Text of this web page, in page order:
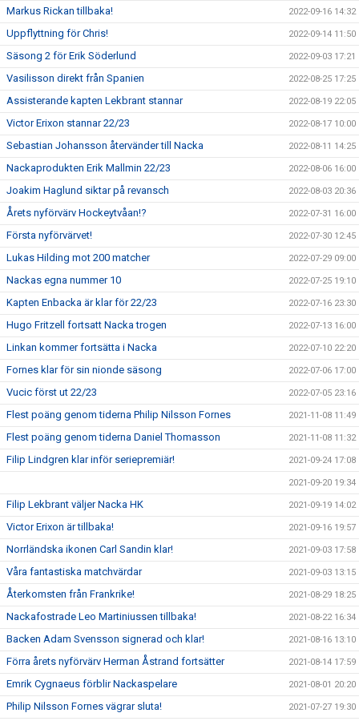
Markus Rickan tillbaka! 2022-09-16 14:32
Uppflyttning för Chris! 2022-09-14 11:50
Säsong 2 för Erik Söderlund 2022-09-03 17:21
Vasilisson direkt från Spanien 2022-08-25 17:25
Assisterande kapten Lekbrant stannar 2022-08-19 22:05
Victor Erixon stannar 22/23 2022-08-17 10:00
Sebastian Johansson återvänder till Nacka 2022-08-11 14:25
Nackaprodukten Erik Mallmin 22/23 2022-08-06 16:00
Joakim Haglund siktar på revansch 2022-08-03 20:36
Årets nyförvärv Hockeytvåan!? 2022-07-31 16:00
Första nyförvärvet! 2022-07-30 12:45
Lukas Hilding mot 200 matcher 2022-07-29 09:00
Nackas egna nummer 10 2022-07-25 19:10
Kapten Enbacka är klar för 22/23 2022-07-16 23:30
Hugo Fritzell fortsatt Nacka trogen 2022-07-13 16:00
Linkan kommer fortsätta i Nacka 2022-07-10 22:20
Fornes klar för sin nionde säsong 2022-07-06 17:00
Vucic först ut 22/23 2022-07-05 23:16
Flest poäng genom tiderna Philip Nilsson Fornes 2021-11-08 11:49
Flest poäng genom tiderna Daniel Thomasson 2021-11-08 11:32
Filip Lindgren klar inför seriepremiär! 2021-09-24 17:08
2021-09-20 19:34
Filip Lekbrant väljer Nacka HK 2021-09-19 14:02
Victor Erixon är tillbaka! 2021-09-16 19:57
Norrländska ikonen Carl Sandin klar! 2021-09-03 17:58
Våra fantastiska matchvärdar 2021-09-03 13:15
Återkomsten från Frankrike! 2021-08-29 18:25
Nackafostrade Leo Martiniussen tillbaka! 2021-08-22 16:34
Backen Adam Svensson signerad och klar! 2021-08-16 13:10
Förra årets nyförvärv Herman Åstrand fortsätter 2021-08-14 17:59
Emrik Cygnaeus förblir Nackaspelare 2021-08-01 20:20
Philip Nilsson Fornes vägrar sluta! 2021-07-27 19:30